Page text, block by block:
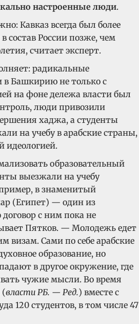
настроенные люди.
Кавказ всегда был более
состав России позже, чем
считает эксперт.
радикальные
Башкирию не только с
на фоне дележа власти был
люди привозили
хаджа, а студенты
на учебу в арабские страны,
идеологией.
образовательный
выезжали на учебу
в знаменитый
(Египет) — один из
с ним пока не
Пятков. — Молодежь едет
визам. Сами по себе арабские
образование, но
в другое окружение, где
чужие мысли. Во время
(власти РБ. — Ред.) вместе с
120 студентов, в том числе 47